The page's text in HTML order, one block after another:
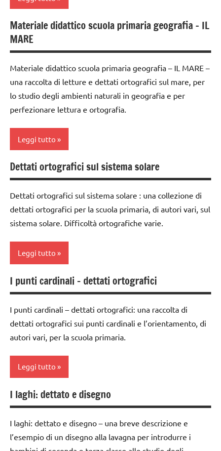
scienze:
Terra
TUTTI GLI
ARGOMENTI
PER ETA'
TUTTI GLI
ARTICOLI
geografia
GEOGRAFIA
LINGUAGGIO
ARGOMENTI
PER ETA'
ARTICOLI
classe
1a
2a
3a
classe
5a
classi
1a-5a
dai
6
dettati /
geografia
dettati
ortografici
LINGUAGGIO
TUTTI GLI
PER ETA'
Materiale didattico scuola primaria geografia – IL
MARE
Materiale didattico scuola primaria geografia – IL MARE –
una raccolta di letture e dettati ortografici sul mare, per
lo studio degli ambienti naturali in geografia e per
perfezionare lettura e ortografia.
Leggi tutto
ambienti
naturali
classe
3a
geografia
dettati
GEOGRAFIA
LINGUAGGIO
TUTTI GLI
ARGOMENTI
TUTTI GLI
Dettati ortografici sul sistema solare
Dettati ortografici sul sistema solare : una collezione di
dettati ortografici per la scuola primaria, di autori vari, sul
sistema solare. Difficoltà ortografiche varie.
Leggi tutto
classe
3a
classe
4a
5a
anni
geografia
dettati
I punti cardinali – dettati ortografici
I punti cardinali – dettati ortografici: una raccolta di
dettati ortografici sui punti cardinali e l’orientamento, di
autori vari, per la scuola primaria.
Leggi tutto
classe
1a
classe
2a
I laghi: dettato e disegno
I laghi: dettato e disegno – una breve descrizione e
l’esempio di un disegno alla lavagna per introdurre i